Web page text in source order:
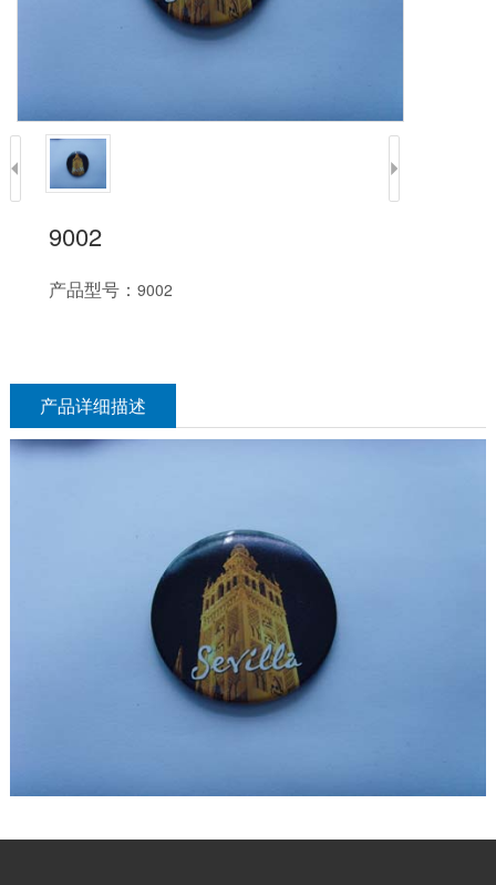
9002
产品型号：9002
产品详细描述